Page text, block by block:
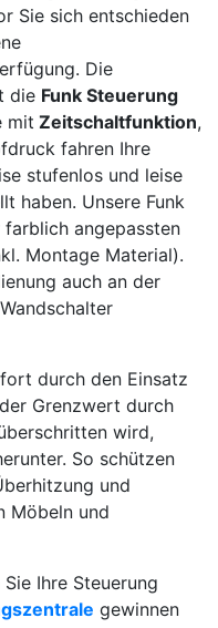
Sie sich entschieden
Die
die Funk Steuerung
mit Zeitschaltfunktion,
fahren Ihre
stufenlos und leise
haben. Unsere Funk
farblich angepassten
Montage Material).
auch an der
durch den Einsatz
Grenzwert durch
wird,
So schützen
und
Möbeln und
Ihre Steuerung
gewinnen